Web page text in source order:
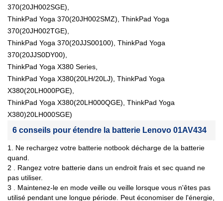
370(20JH002SGE),
ThinkPad Yoga 370(20JH002SMZ), ThinkPad Yoga
370(20JH002TGE),
ThinkPad Yoga 370(20JJS00100), ThinkPad Yoga
370(20JJS0DY00),
ThinkPad Yoga X380 Series,
ThinkPad Yoga X380(20LH/20LJ), ThinkPad Yoga
X380(20LH000PGE),
ThinkPad Yoga X380(20LH000QGE), ThinkPad Yoga
X380)20LH000SGE)
6 conseils pour étendre la batterie Lenovo 01AV434
1. Ne rechargez votre batterie notbook décharge de la batterie
quand.
2 . Rangez votre batterie dans un endroit frais et sec quand ne
pas utiliser.
3 . Maintenez-le en mode veille ou veille lorsque vous n'êtes pas
utilisé pendant une longue période. Peut économiser de l'énergie,